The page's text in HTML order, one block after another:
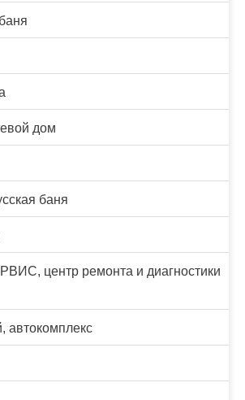
дом
баня
центр ремонта и диагностики
автокомплекс